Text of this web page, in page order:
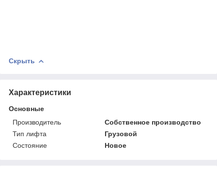
Скрыть
Характеристики
Основные
Производитель
Собственное производство
Тип лифта
Грузовой
Состояние
Новое